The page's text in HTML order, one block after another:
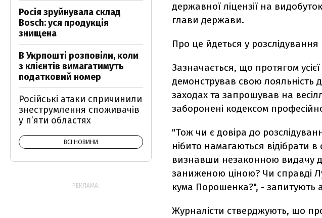
державної ліцензії на
глави держави.
Про це йдеться у
Зазначається, що протягом
демонстрував свою
заходах та запрошував на
заборонені кодексом
"Тож чи є довіра до
нібито намагаються відібрати
визнавши незаконною видачу
заниженою ціною? Чи справді
кума Порошенка?", - запитують
Журналісти стверджують, що
Росія зруйнувала склад
Bosch: уся продукція
знищена
В Укрпошті розповіли, коли
з клієнтів вимагатимуть
податковий номер
Російські атаки спричинили
знеструмлення споживачів
у п’яти областях
ВСІ НОВИНИ
РЕКЛАМА: